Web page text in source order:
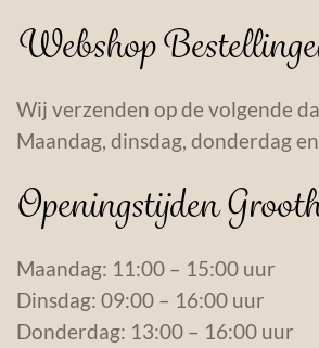
Webshop
Wij verzenden op de volgende
Maandag, dinsdag, donderdag
Openingstijden
Maandag: 11:00 – 15:00 uur
Dinsdag: 09:00 – 16:00 uur
Donderdag: 13:00 – 16:00 uur